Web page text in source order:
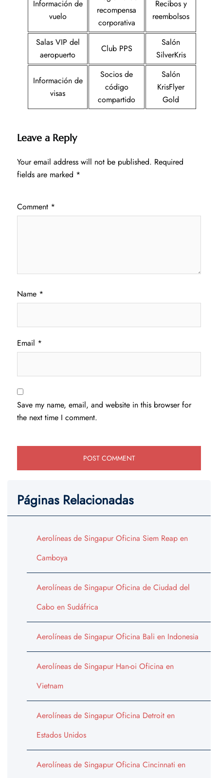
Información de
vuelo
recompensa
corporativa
Recibos y
reembolsos
Salas VIP del
aeropuerto
Club PPS
Salón
SilverKris
Información de
visas
Socios de
código
compartido
Salón
KrisFlyer
Gold
Leave a Reply
Your email address will not be published. Required
fields are marked *
Comment *
Name *
Email *
Save my name, email, and website in this browser for
the next time I comment.
Páginas Relacionadas
Aerolíneas de Singapur Oficina Siem Reap en
Camboya
Aerolíneas de Singapur Oficina de Ciudad del
Cabo en Sudáfrica
Aerolíneas de Singapur Oficina Bali en Indonesia
Aerolíneas de Singapur Han-oi Oficina en
Vietnam
Aerolíneas de Singapur Oficina Detroit en
Estados Unidos
Aerolíneas de Singapur Oficina Cincinnati en